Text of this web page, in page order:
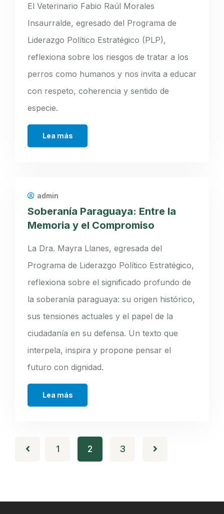
El Veterinario Fabio Raúl Morales
Insaurralde, egresado del Programa de
Liderazgo Político Estratégico (PLP),
reflexiona sobre los riesgos de tratar a los
perros como humanos y nos invita a educar
con respeto, coherencia y sentido de
especie.
Lea más
admin
Soberanía Paraguaya: Entre la
Memoria y el Compromiso
La Dra. Mayra Llanes, egresada del
Programa de Liderazgo Político Estratégico,
reflexiona sobre el significado profundo de
la soberanía paraguaya: su origen histórico,
sus tensiones actuales y el papel de la
ciudadanía en su defensa. Un texto que
interpela, inspira y propone pensar el
futuro con dignidad.
Lea más
1 2 3